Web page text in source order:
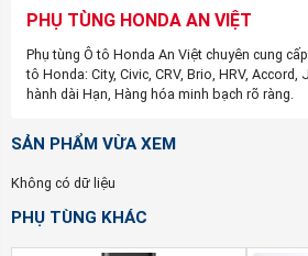
Motorsvà được phân phối
bởiPhụ tùng Honda An Việt.
PHỤ TÙNG HONDA AN VIỆT
Phụ tùng Ô tô Honda An Việt chuyên cung
tô Honda: City, Civic, CRV, Brio, HRV,
hành dài Hạn, Hàng hóa minh bạch rõ ràng.
SẢN PHẨM VỪA XEM
Không có dữ liệu
PHỤ TÙNG KHÁC